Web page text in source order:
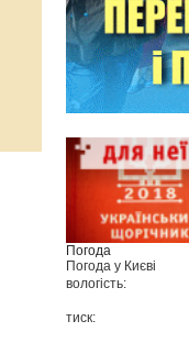
Погода
Погода у Києві
вологість:
тиск: